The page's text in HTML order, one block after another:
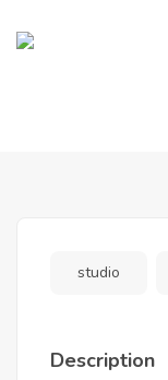
studio
Description